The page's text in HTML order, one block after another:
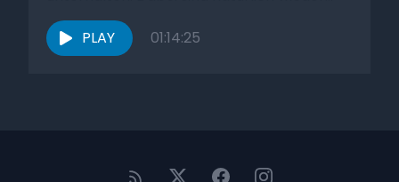
viele...
PLAY
01:14:25